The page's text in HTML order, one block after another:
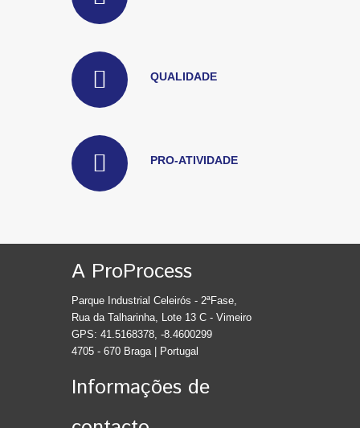
QUALIDADE
PRO-ATIVIDADE
A ProProcess
Parque Industrial Celeirós - 2ªFase,
Rua da Talharinha, Lote 13 C - Vimeiro
GPS: 41.5168378, -8.4600299
4705 - 670 Braga | Portugal
Informações de